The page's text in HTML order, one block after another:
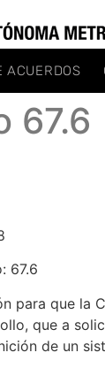
ACUERDOS
67.6
67.6
para que la
que a
de un